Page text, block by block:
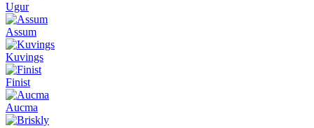
Ugur
Assum
Kuvings
Finist
Aucma